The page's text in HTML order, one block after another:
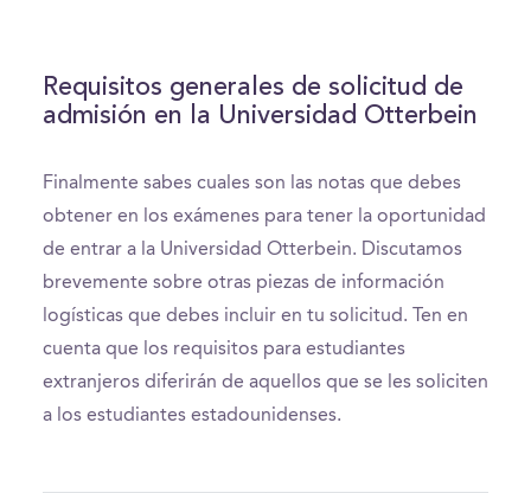
Requisitos generales de solicitud de
admisión en la Universidad Otterbein
Finalmente sabes cuales son las notas que debes
obtener en los exámenes para tener la oportunidad
de entrar a la Universidad Otterbein. Discutamos
brevemente sobre otras piezas de información
logísticas que debes incluir en tu solicitud. Ten en
cuenta que los requisitos para estudiantes
extranjeros diferirán de aquellos que se les soliciten
a los estudiantes estadounidenses.